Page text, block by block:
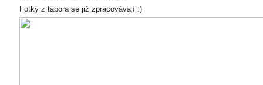
Fotky z tábora se již zpracovávají :)